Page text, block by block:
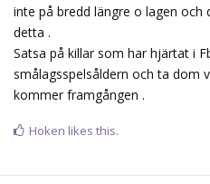
inte på bredd längre o lagen
detta .
Satsa på killar som har hjärtat i
smålagsspelsåldern och ta dom
kommer framgången .
Hoken likes this.